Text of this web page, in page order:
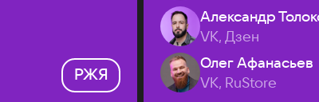
РЖЯ
Александр
VK, Дзен
Олег Афанасьев
VK, RuStore